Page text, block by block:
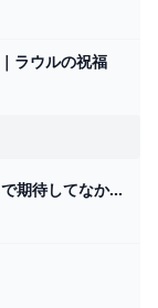
ラウルの祝福
『ゼルダ ティアキン』発売かぁ…正直そこまで期待してなかったけど一応買うか…│SWITCH速報